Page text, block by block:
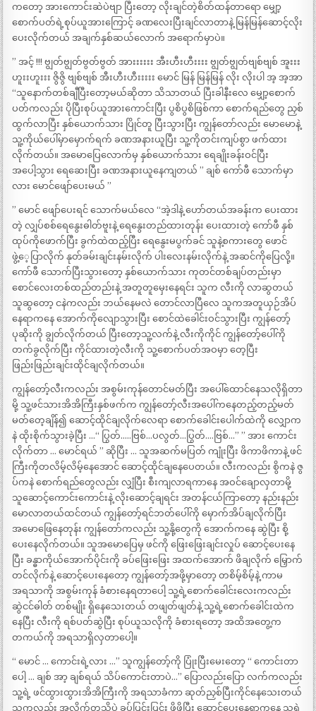
ကတော့ အားကောင်းဆဲပဲဗျာ ပြီးတော့ လိုးချင်တဲ့စိတ်ထန်တာရော မျှော့
စောက်ပတ်ရဲ့စုပ်ယူအားကြောင့် ခဏလေးပြီးချင်လာတာနဲ့ မြန်မြန်ဆောင့်လိုး
ပေးလိုက်တယ် အချက်နှစ်ဆယ်လောက် အရောက်မှာပဲ။
” အင့် !!! ဗျွတ်ဗျွတ်ဗွတ်ဗွတ် အားးးးးး အီးဟီးဟီးးးး ဗျွတ်ဗျွတ်ဗျစ်ဗျစ် အူးးး
ဟူးးဟူးးး ဇွိဇွိ ဗျစ်ဗျစ် အီးဟီးဟီးးးးး မောင် မြန် မြန်မြန် လိုး လိုးပါ အ့ အ့အာ
“သူနောက်တစ်ချီပြီးတော့မယ်ဆိုတာ သိသာတယ် ပြီးခါနီးလေ မျှော့စောက်
ပတ်ကလည်း ပိုပြီးစုပ်ယူအားကောင်းပြီး ပွစိပွစိဖြစ်ကာ စောက်ရည်တွေ ညှစ်
ထွက်လာပြီး နှစ်ယောက်သား ပြိုင်တူ ပြီးသွားပြီး ကျွန်တော်လည်း မောမောနဲ့
သူ့ကိုယ်ပေါ်မှာမှောက်ရက် ခဏအနားယူပြီး သူ့ကိုတင်းကျပ်စွာ ဖက်ထား
လိုက်တယ်။ အမောပြေလောက်မှ နှစ်ယောက်သား ရေချိုးခန်းဝင်ပြီး
အပေါ့သွား ရေဆေးပြီး ခဏအနားယူနေကျတယ် ” ချစ် ကော်ဖီ သောက်မှာ
လား မောင်ဖျော်ပေးမယ် ”
” မောင် ဖျော်ပေးရင် သောက်မယ်လေ “အဲ့ဒါနဲ့ ဟော်တယ်အခန်းက ပေးထား
တဲ့ လျှပ်စစ်ရေနွေးဓါတ်ဗူးနဲ့ ရေနွေးတည်ထားတုန်း ပေးထားတဲ့ ကော်ဖီ နှစ်
ထုပ်ကိုဖောက်ပြီး ခွက်ထဲထည့်ပြီး ရေနွေးမပွက်ခင် သူနဲ့စကားတွေ ဖောင်
ဖွဲ့ေ့ပြာလိုက် နုတ်ခမ်းချင်းနမ်းလိုက် ပါးလေးနမ်းလိုက်နဲ့ အဆင်ကိုပြေလို့။
ကော်ဖီ သောက်ပြီးသွားတော့ နှစ်ယောက်သား ကုတင်တစ်ချပ်တည်းမှာ
စောင်လေးတစ်ထည်တည်းနဲ့ အတူတူမှေးနေရင်း သူက လီးကို လာဆွတယ်
သူဆွတော့ ငနဲကလည်း ဘယ်နေမလဲ တောင်လာပြီလေ သူကအတူယှဉ်အိပ်
နေရာကနေ အောက်ကိုလျောသွားပြီး စောင်ထဲခေါင်းဝင်သွားပြီး ကျွန်တော့်
ပုဆိုးကို ချွတ်လိုက်တယ် ပြီးတော့သူ့လက်နဲ့ လီးကိုကိုင် ကျွန်တော့်ပေါ်ကို
တက်ခွလိုက်ပြီး ကိုင်ထားတဲ့လီးကို သူ့စောက်ပတ်အဝမှာ တေ့ပြီး
ဖြည်းဖြည်းချင်းထိုင်ချလိုက်တယ်။
ကျွန်တော့်လီးကလည်း အစွမ်းကုန်တောင်မတ်ပြီး အပေါ်ထောင်နေသလိုရှိတာ
မို့ သူ့ဖင်သားအိအိကြီးနှစ်ဖက်က ကျွန်တော့်လီးအပေါ်ကနေတည့်တည့်မတ်
မတ်တေ့ချိန်၍ ဆောင့်ထိုင်ချလိုက်လေရာ စောက်ခေါင်းပေါက်ထဲကို လျှောက
နဲ ထိုးစိုက်သွားခဲ့ပြီး …“ ပြွတ်…..ဗြစ်…ပလွတ်…ပြွတ်….ဗြစ်…” ” အား ကောင်း
လိုက်တာ … မောင်ရယ် ” ဆိုပြီး … သူအဆက်မပြတ် ကျုံးပြီး ဖိကာဖိကာနဲ့ ဖင်
ကြီးကိုတလိမ့်လိမ့်နေအောင် ဆောင့်ထိုင်ချနေပေတယ်။ လီးကလည်း စွိကနဲ ဇွ
ပ်ကနဲ စောက်ရည်တွေလည်း လျှံပြီး စီးကျလာရကာနေ အဝင်ချောလှတာမို့
သူဆောင့်ကောင်းကောင်းနဲ့ လိုးဆောင့်ချရင်း အတန်ငယ်ကြာတော့ နည်းနည်း
မောလာတယ်ထင်တယ် ကျွန်တော့်ရင်ဘတ်ပေါ်ကို မှောက်အိပ်ချလိုက်ပြီး
အမောဖြေနေတုန်း ကျွန်တော်ကလည်း သူ့နို့တွေကို အောက်ကနေ ဆွဲပြီး စို့
ပေးနေလိုက်တယ်။ သူအမောပြေမှ ဖင်ကို ဖြေးဖြေးချင်းလှုပ် ဆောင့်ပေးနေ
ပြီး ခန္ဓာကိုယ်အောက်ပိုင်းကို ခပ်ဖြေးဖြေး အထက်အောက် ဖိချလိုက် မြှောက်
တင်လိုက်နဲ့ ဆောင့်ပေးနေတော့ ကျွန်တော့်အဖို့မှာတော့ တစိမ့်စိမ့်နဲ့ ကာမ
အရသာကို အစွမ်းကုန် ခံစားနေရတာပေါ့ သူ့ရဲ့စောက်ခေါင်းလေးကလည်း
ဆွဲငင်ဓါတ် တစ်မျိုး ရှိနေသေးတယ် တဖျတ်ဖျတ်နဲ့ သူ့ရဲ့စောက်ခေါင်းထဲက
နေပြီး လီးကို ရစ်ပတ်ဆွဲပြီး စုပ်ယူသလိုကို ခံစားရတော့ အထိအတွေ့က
တကယ်ကို အရသာရှိလှတာပေါ့။
“ မောင် … ကောင်းရဲ့လား …” သူကျွန်တော့်ကို ပြုံးပြီးမေးတော့ “ ကောင်းတာ
ပေါ့ … ချစ် အာ့ ချစ်ရယ် သိပ်ကောင်းတာပဲ…” ပြောလည်းပြော လက်ကလည်း
သူ့ရဲ့ ဖင်ထွားထွားအိအိကြီးကို အရသာခံကာ ဆုတ်ညှစ်ပြီးကိုင်နေသေးတယ်
သူကလည်း အလိုက်တသိပဲ ခပ်ပြင်းပြင်း ဖိဖိပြီး ဆောင့်ပေးနေရာကနေ သူ့ရဲ့